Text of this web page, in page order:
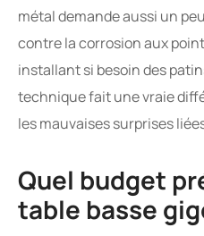
métal demande aussi un
contre la corrosion aux
installant si besoin des
technique fait une vraie
les mauvaises surprises
Quel budget
table basse